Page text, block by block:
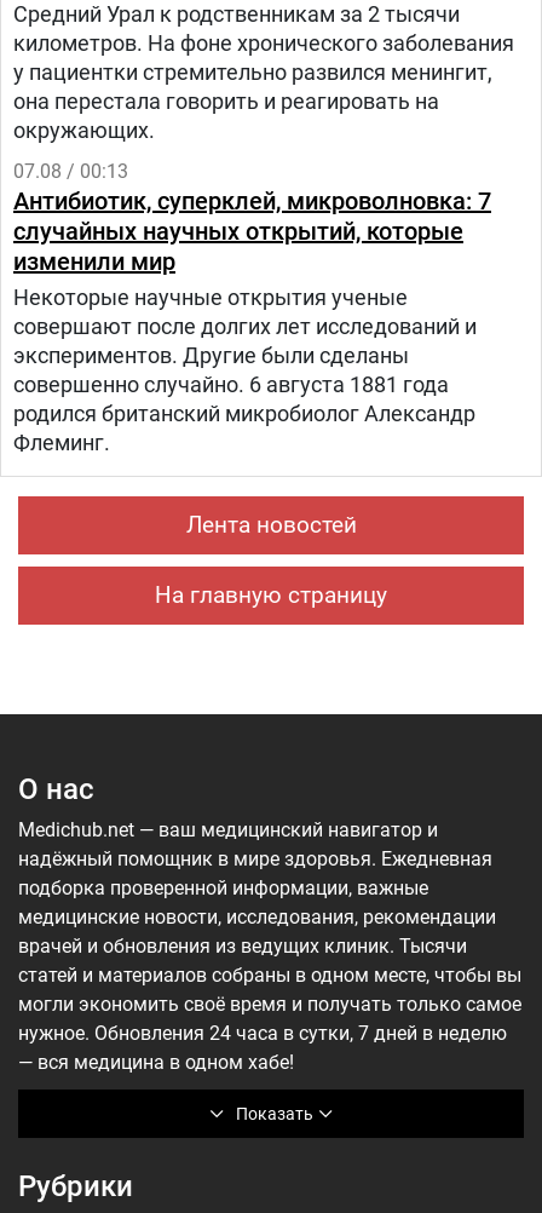
Средний Урал к родственникам за 2 тысячи
километров. На фоне хронического заболевания
у пациентки стремительно развился менингит,
она перестала говорить и реагировать на
окружающих.
07.08 / 00:13
Антибиотик, суперклей, микроволновка: 7
случайных научных открытий, которые
изменили мир
Некоторые научные открытия ученые
совершают после долгих лет исследований и
экспериментов. Другие были сделаны
совершенно случайно. 6 августа 1881 года
родился британский микробиолог Александр
Флеминг.
Лента новостей
На главную страницу
О нас
Показать
Medichub.net — ваш медицинский навигатор и
надёжный помощник в мире здоровья. Ежедневная
подборка проверенной информации, важные
медицинские новости, исследования, рекомендации
врачей и обновления из ведущих клиник. Тысячи
статей и материалов собраны в одном месте, чтобы вы
могли экономить своё время и получать только самое
нужное. Обновления 24 часа в сутки, 7 дней в неделю
— вся медицина в одном хабе!
Рубрики